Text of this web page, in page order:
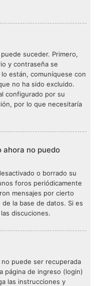
suceder. Primero,
y contraseña se
están, comuníquese con
no ha sido excluido.
configurado por su
por lo que necesitaría
ahora no puedo
o borrado su
foros periódicamente
mensajes por cierto
la base de datos. Si es
discuciones.
no puede ser recuperada
página de ingreso (login)
las instrucciones y